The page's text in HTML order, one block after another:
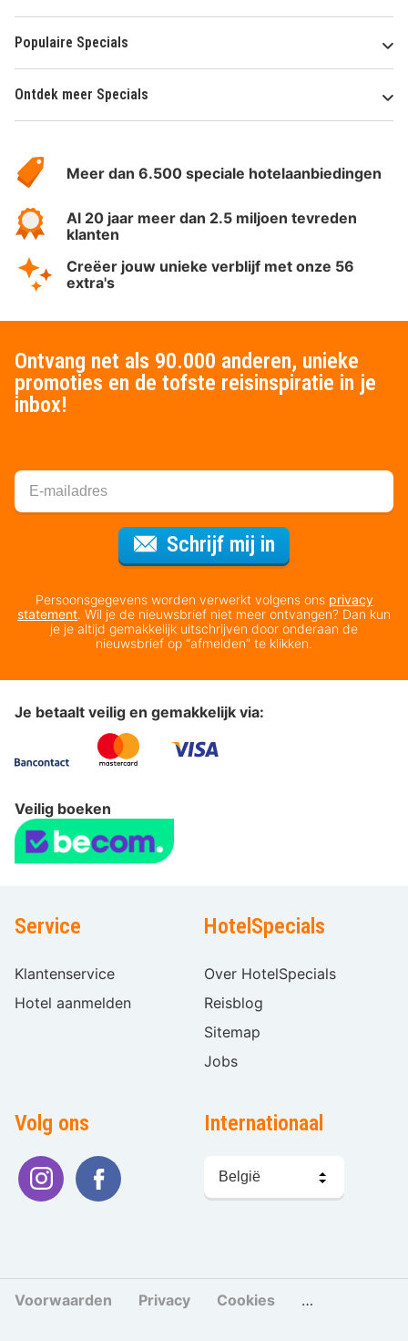
Populaire Specials
Ontdek meer Specials
HotelSpecials
Meer dan 6.500 speciale hotelaanbiedingen
Al 20 jaar meer dan 2.5 miljoen tevreden
klanten
Creëer jouw unieke verblijf met onze 56
extra's
Ontvang net als 90.000 anderen, unieke
promoties en de tofste reisinspiratie in je
inbox!
Schrijf mij in
Persoonsgegevens worden verwerkt volgens ons privacy
statement. Wil je de nieuwsbrief niet meer ontvangen? Dan kun
je je altijd gemakkelijk uitschrijven door onderaan de
nieuwsbrief op “afmelden” te klikken.
Je betaalt veilig en gemakkelijk via:
Veilig boeken
Service
Klantenservice
Hotel aanmelden
HotelSpecials
Over HotelSpecials
Reisblog
Sitemap
Jobs
Volg ons Internationaal
kiezen
Voorwaarden Privacy Cookies Cookies